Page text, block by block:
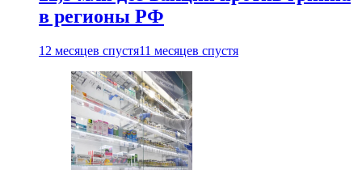
в регионы РФ
12 месяцев спустя11 месяцев спустя